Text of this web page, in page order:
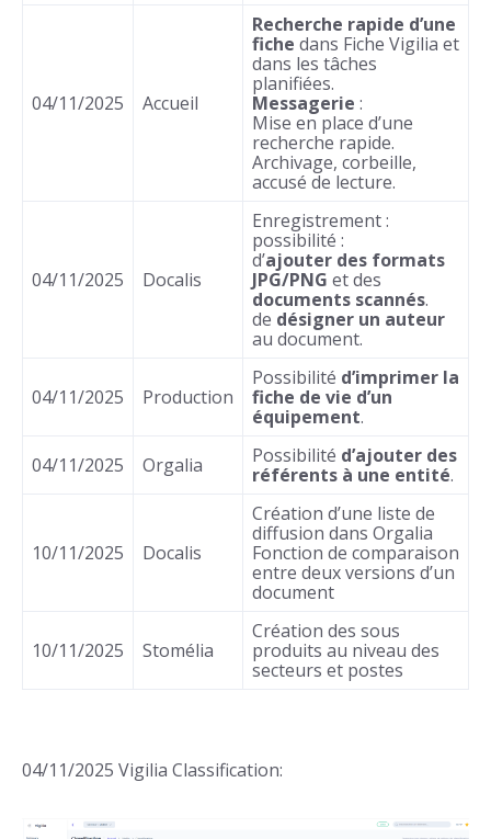
04/11/2025 Accueil
Recherche rapide d’une
fiche dans Fiche Vigilia et
dans les tâches
planifiées.
Messagerie :
Mise en place d’une
recherche rapide.
Archivage, corbeille,
accusé de lecture.
04/11/2025 Docalis
Enregistrement :
possibilité :
d’ajouter des formats
JPG/PNG et des
documents scannés.
de désigner un auteur
au document.
04/11/2025 Production
Possibilité d’imprimer la
fiche de vie d’un
équipement.
04/11/2025
Orgalia Possibilité d’ajouter des
référents à une entité.
10/11/2025 Docalis
Création d’une liste de
diffusion dans Orgalia
Fonction de comparaison
entre deux versions d’un
document
10/11/2025 Stomélia
Création des sous
produits au niveau des
secteurs et postes
04/11/2025 Vigilia Classification: